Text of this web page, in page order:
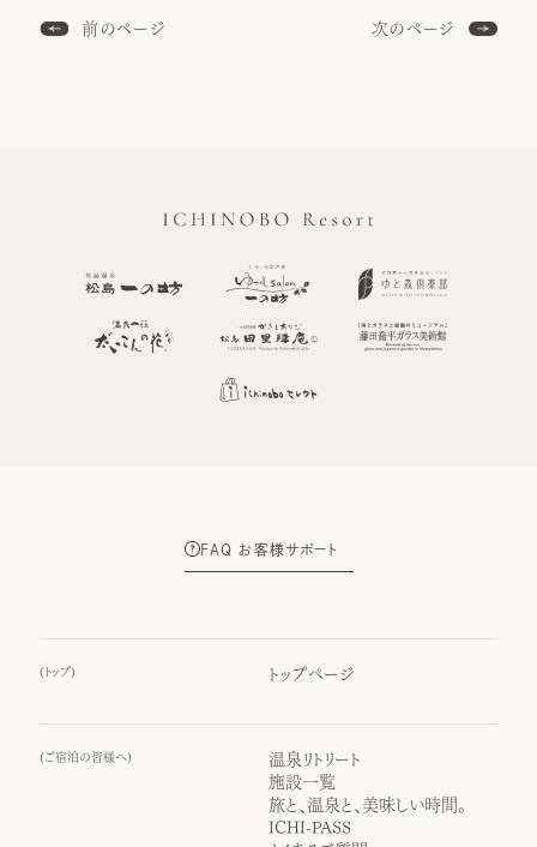
前のページ 次のページ
FAQ お客様サポート
( トップ) トップページ
( ご宿泊の皆様へ)
温泉リトリート
施設一覧
旅と、温泉と、美味しい時間。
ICHI-PASS